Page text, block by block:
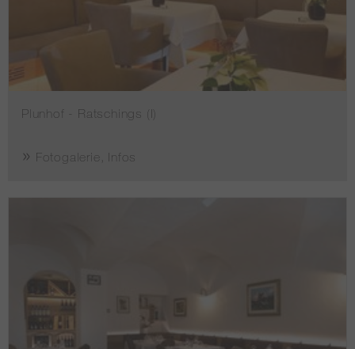
Plunhof - Ratschings (I)
Fotogalerie, Infos